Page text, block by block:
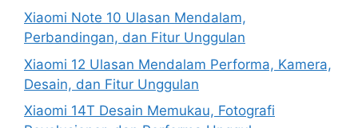
Xiaomi Note 10 Ulasan Mendalam,
Perbandingan, dan Fitur Unggulan
Xiaomi 12 Ulasan Mendalam Performa, Kamera,
Desain, dan Fitur Unggulan
Xiaomi 14T Desain Memukau, Fotografi